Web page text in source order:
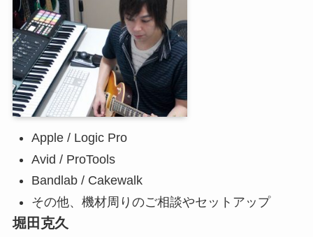
Apple / Logic Pro
Avid / ProTools
Bandlab / Cakewalk
その他、機材周りのご相談やセットアップ
堀田克久